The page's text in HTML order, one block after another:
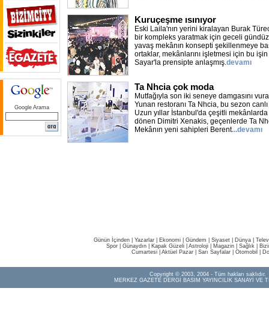
Google Arama
Kuruçeşme ısınıyor
Eski Laila'nın yerini kiralayan Burak
bir kompleks yaratmak için geceli
yavaş mekânın konsepti şekillenmeye
ortaklar, mekânlarını işletmesi için bu
Sayar'la prensipte anlaşmış.devamı
Ta Nhcia çok moda
Mutfağıyla son iki seneye damgasını
Yunan restoranı Ta Nhcia, bu sezon
Uzun yıllar İstanbul'da çeşitli
dönen Dimitri Xenakis, geçenlerde Ta
Mekânın yeni sahipleri Berent...devamı
Günün İçinden Yazarlar Ekonomi Gündem Siyaset Dünya |
Spor
Günaydın Kapak Güzeli Astroloji Magazin Sağlık
Cumartesi| Aktüel Pazar| Sarı Sayfalar| Otomobil
Copyright © 2003, 2004 - Tüm hakları saklıdır.
MERKEZ GAZETE DERGİ BASIM YAYINCILIK SANAYİ VE